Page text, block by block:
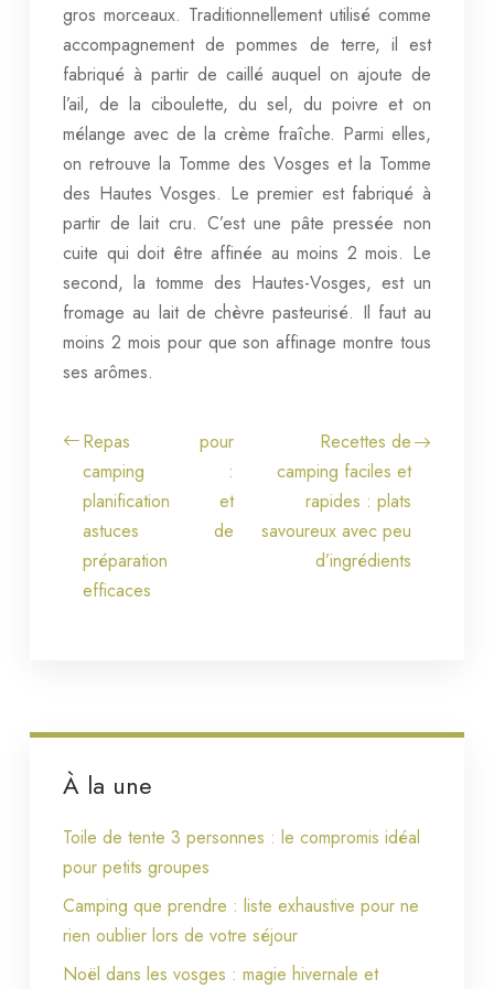
gros morceaux. Traditionnellement utilisé comme
accompagnement de pommes de terre, il est
fabriqué à partir de caillé auquel on ajoute de
l’ail, de la ciboulette, du sel, du poivre et on
mélange avec de la crème fraîche. Parmi elles,
on retrouve la Tomme des Vosges et la Tomme
des Hautes Vosges. Le premier est fabriqué à
partir de lait cru. C’est une pâte pressée non
cuite qui doit être affinée au moins 2 mois. Le
second, la tomme des Hautes-Vosges, est un
fromage au lait de chèvre pasteurisé. Il faut au
moins 2 mois pour que son affinage montre tous
ses arômes.
Repas pour
camping :
planification et
astuces de
préparation
efficaces
Recettes de
camping faciles et
rapides : plats
savoureux avec peu
d’ingrédients
À la une
Toile de tente 3 personnes : le compromis idéal
pour petits groupes
Camping que prendre : liste exhaustive pour ne
rien oublier lors de votre séjour
Noël dans les vosges : magie hivernale et